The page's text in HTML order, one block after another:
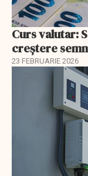
Curs valutar:
creștere
23 FEBRUARIE 2026